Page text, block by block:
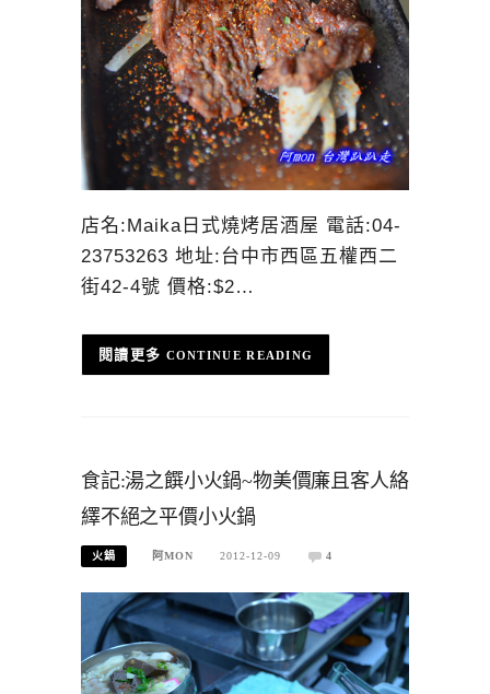
店名:Maika日式燒烤居酒屋 電話:04-
23753263 地址:台中市西區五權西二
街42-4號 價格:$2…
CONTINUE READING
食記:湯之饌小火鍋~物美價廉且客人絡
繹不絕之平價小火鍋
火鍋 阿MON 2012-12-09 4